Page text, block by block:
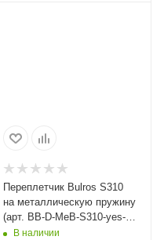
Переплетчик Bulros S310
на металлическую пружину
(арт. BB-D-MeB-S310-yes-
squ-Ma)
В наличии